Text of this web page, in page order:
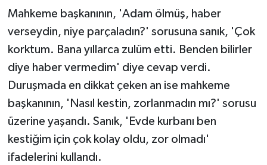
Mahkeme başkanının, 'Adam ölmüş, haber
verseydin, niye parçaladın?' sorusuna sanık, 'Çok
korktum. Bana yıllarca zulüm etti. Benden bilirler
diye haber vermedim' diye cevap verdi.
Duruşmada en dikkat çeken an ise mahkeme
başkanının, 'Nasıl kestin, zorlanmadın mı?' sorusu
üzerine yaşandı. Sanık, 'Evde kurbanı ben
kestiğim için çok kolay oldu, zor olmadı'
ifadelerini kullandı.